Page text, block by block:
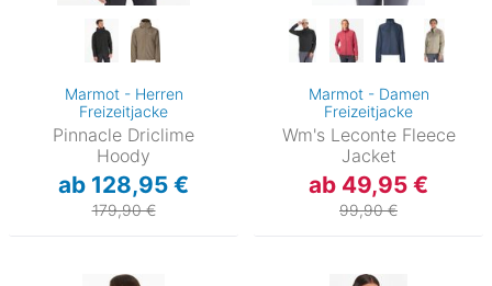
Marmot - Herren
Freizeitjacke
Pinnacle Driclime
Hoody
ab 128,95 €
179,90 €
Marmot - Damen
Freizeitjacke
Wm's Leconte Fleece
Jacket
ab 49,95 €
99,90 €